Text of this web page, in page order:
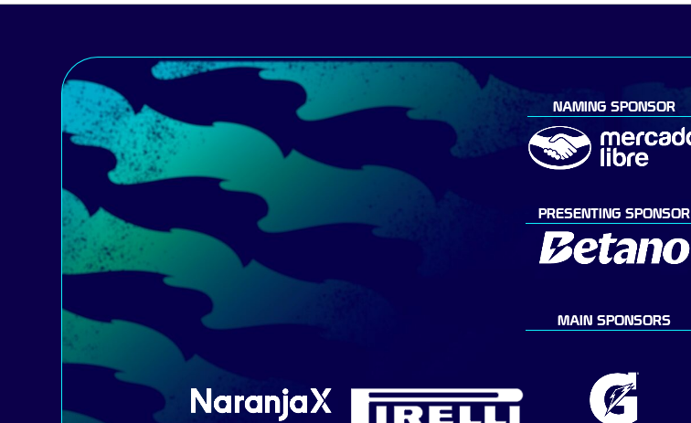
NAMING SPONSOR
PRESENTING SPONSOR
MAIN SPONSORS